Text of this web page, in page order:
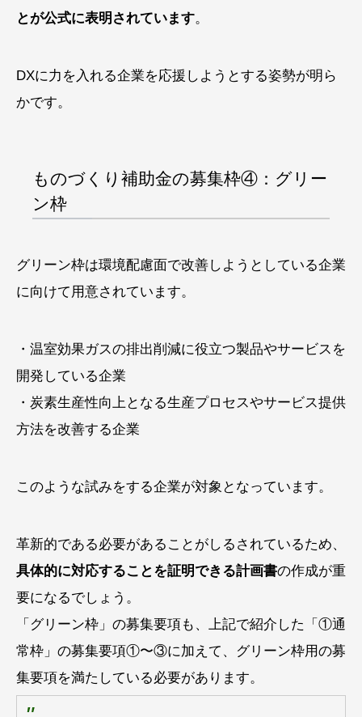
とが公式に表明されています。
DXに力を入れる企業を応援しようとする姿勢が明ら
かです。
ものづくり補助金の募集枠④：グリー
ン枠
グリーン枠は環境配慮面で改善しようとしている企業
に向けて用意されています。
・温室効果ガスの排出削減に役立つ製品やサービスを
開発している企業
・炭素生産性向上となる生産プロセスやサービス提供
方法を改善する企業
このような試みをする企業が対象となっています。
革新的である必要があることがしるされているため、
具体的に対応することを証明できる計画書の作成が重
要になるでしょう。
「グリーン枠」の募集要項も、上記で紹介した「①通
常枠」の募集要項①〜③に加えて、グリーン枠用の募
集要項を満たしている必要があります。